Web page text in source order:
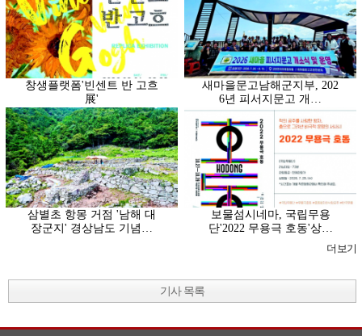
창생플랫폼'빈센트 반 고흐
展'
새마을문고남해군지부, 202
6년 피서지문고 개…
삼별초 항몽 거점 '남해 대
장군지' 경상남도 기념…
보물섬시네마, 국립무용
단'2022 무용극 호동'상…
더보기
기사 목록